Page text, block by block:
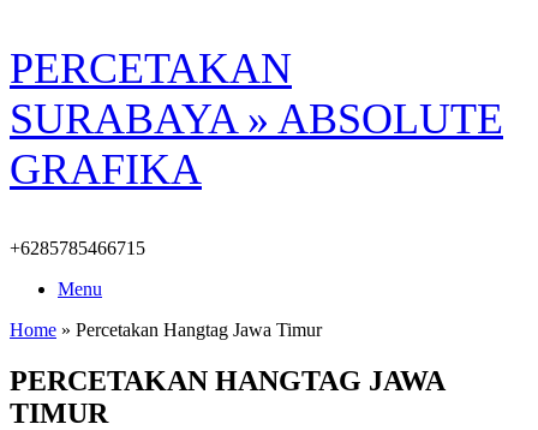
Skip
to
content
PERCETAKAN
SURABAYA » ABSOLUTE
GRAFIKA
+6285785466715
Menu
Home » Percetakan Hangtag Jawa Timur
PERCETAKAN HANGTAG JAWA
TIMUR